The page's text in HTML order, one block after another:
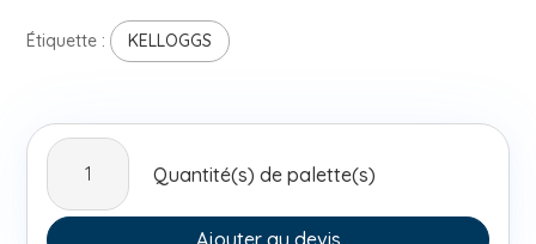
Étiquette : KELLOGGS
quantité
Kelloggs
Special
Quantité(s) de palette(s)
Ajouter au devis